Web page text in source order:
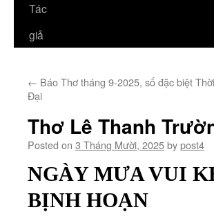
Tác
giả
← Báo Thơ tháng 9-2025, số đặc biệt
Đại
Thơ Lê Thanh
Posted on 3 Tháng Mười, 2025bypost4
NGÀY MƯA VUI
BỊNH HOẠN